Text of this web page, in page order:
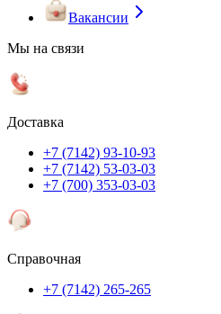
Вакансии
Мы на связи
Доставка
+7 (7142) 93-10-93
+7 (7142) 53-03-03
+7 (700) 353-03-03
Справочная
+7 (7142) 265-265